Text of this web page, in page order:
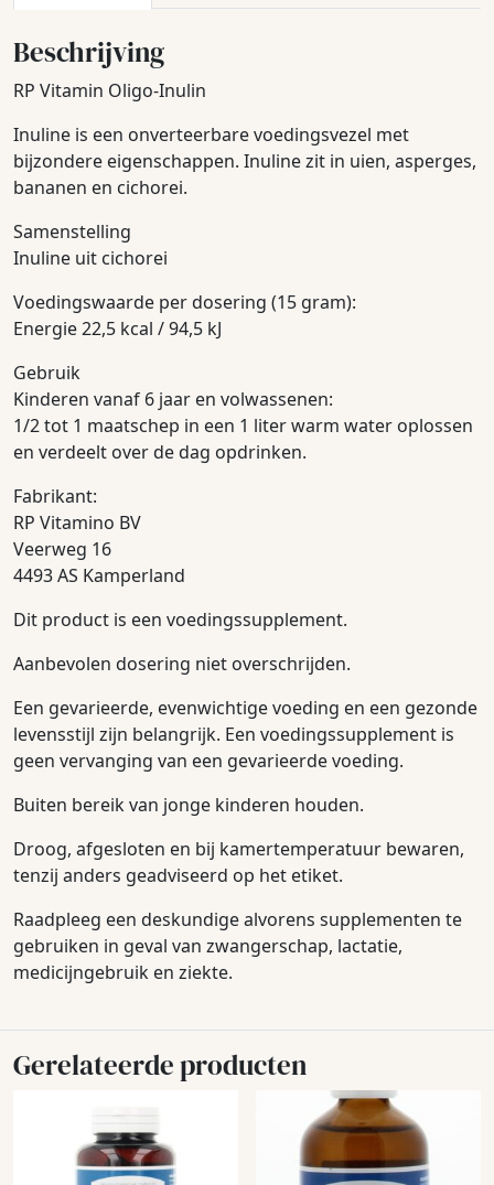
Beschrijving
RP Vitamin Oligo-Inulin
Inuline is een onverteerbare voedingsvezel met
bijzondere eigenschappen. Inuline zit in uien, asperges,
bananen en cichorei.
Samenstelling
Inuline uit cichorei
Voedingswaarde per dosering (15 gram):
Energie 22,5 kcal / 94,5 kJ
Gebruik
Kinderen vanaf 6 jaar en volwassenen:
1/2 tot 1 maatschep in een 1 liter warm water oplossen
en verdeelt over de dag opdrinken.
Fabrikant:
RP Vitamino BV
Veerweg 16
4493 AS Kamperland
Dit product is een voedingssupplement.
Aanbevolen dosering niet overschrijden.
Een gevarieerde, evenwichtige voeding en een gezonde
levensstijl zijn belangrijk. Een voedingssupplement is
geen vervanging van een gevarieerde voeding.
Buiten bereik van jonge kinderen houden.
Droog, afgesloten en bij kamertemperatuur bewaren,
tenzij anders geadviseerd op het etiket.
Raadpleeg een deskundige alvorens supplementen te
gebruiken in geval van zwangerschap, lactatie,
medicijngebruik en ziekte.
Gerelateerde producten